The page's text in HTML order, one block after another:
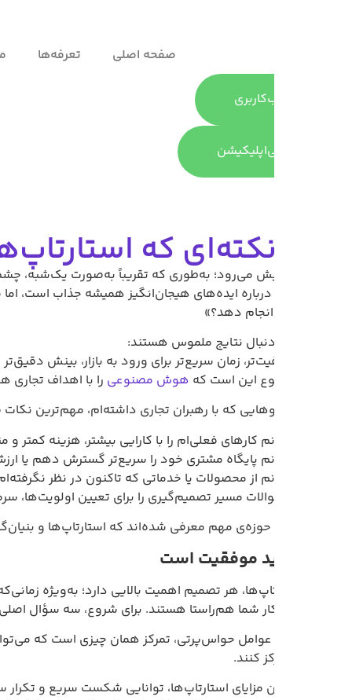
تعرفه‌ها ماژول ها
که استارتاپ‌ها
می‌رود؛ به‌طوری که تقریباً به‌صورت یک‌شبه، چشم‌انداز
درباره ایده‌های هیجان‌انگیز همیشه جذاب است، اما سوال
دنبال نتایج ملموس هستند:
زمان سریع‌تر برای ورود به بازار، بینش دقیق‌تر نسبت به
این است که هوش مصنوعیرا با اهداف تجاری هم‌راستا
که با رهبران تجاری داشته‌ام، مهم‌ترین نکات قابل توجه
کارهای فعلی‌ام را با کارایی بیشتر، هزینه کمتر و منابع
پایگاه مشتری خود را سریع‌تر گسترش دهم یا ارزش بیشتری به
از محصولات یا خدماتی که تاکنون در نظر نگرفته‌ام،
مسیر تصمیم‌گیری را برای تعیین اولویت‌ها،
مهم معرفی شده‌اند که استارتاپ‌ها و بنیان‌گذاران آن‌ها
هر تصمیم اهمیت بالایی دارد؛ به‌ویژه زمانی‌که پای
شما هم‌راستا هستند. برای شروع، سه سؤال اصلی مطرح‌شده را
عوامل حواس‌پرتی، تمرکز همان چیزی است که می‌تواند به شما
مزایای استارتاپ‌ها، توانایی شکست سریع و تکرار سریع